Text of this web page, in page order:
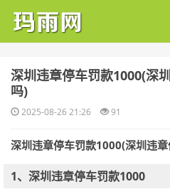
深圳违章停车罚款1000(深
吗)
2025-08-26 21:26 91
深圳违章停车罚款1000(深圳违
1、深圳违章停车罚款1000